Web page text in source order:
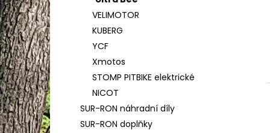
l
VELIMOTOR
KUBERG
YCF
Xmotos
STOMP PITBIKE elektrické
NICOT
SUR-RON náhradní díly
SUR-RON doplňky
LIGHT BEE BLATNÍK ZADNÍ POD SEDLO
489 Kč